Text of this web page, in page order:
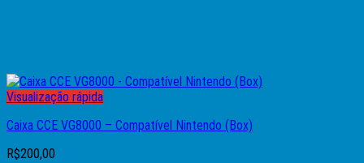
Visualização rápida
Caixa CCE VG8000 – Compatível Nintendo (Box)
R$200,00